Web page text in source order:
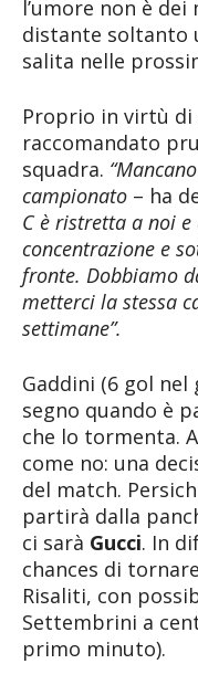
l’umore non è
distante soltanto
salita nelle
Proprio in virtù di
raccomandato
squadra.
campionato – ha
C è ristretta a noi e
concentrazione e
fronte. Dobbiamo
metterci la stessa
settimane”.
Gaddini (6 gol
segno quando è
che lo tormenta.
come no: una
del match.
partirà dalla
ci sarà Gucci. In
chances di
Risaliti, con
Settembrini a
primo minuto).